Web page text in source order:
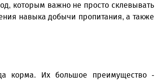
которым важно не просто склевывать
навыка добычи пропитания, а также
корма. Их большое преимущество -